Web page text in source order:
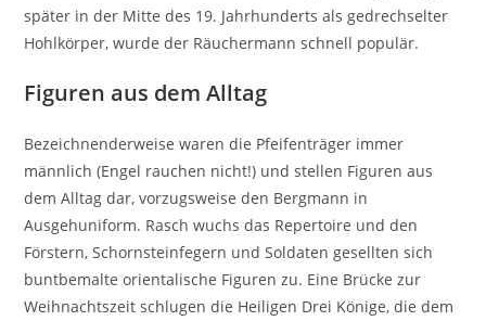
später in der Mitte des 19. Jahrhunderts als gedrechselter
Hohlkörper, wurde der Räuchermann schnell populär.
Figuren aus dem Alltag
Bezeichnenderweise waren die Pfeifenträger immer
männlich (Engel rauchen nicht!) und stellen Figuren aus
dem Alltag dar, vorzugsweise den Bergmann in
Ausgehuniform. Rasch wuchs das Repertoire und den
Förstern, Schornsteinfegern und Soldaten gesellten sich
buntbemalte orientalische Figuren zu. Eine Brücke zur
Weihnachtszeit schlugen die Heiligen Drei Könige, die dem